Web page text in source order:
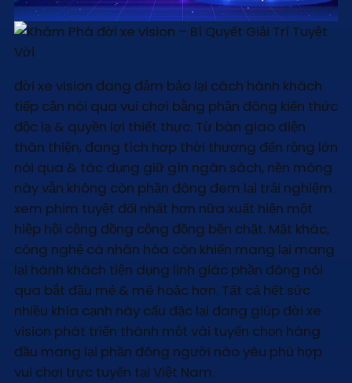
đời xe vision đang đảm bảo lại cách hành khách
tiếp cận nói qua vui chơi bằng phần đông kiến thức
độc lạ & quyền lợi thiết thực. Từ bàn giao diện
thân thiện, đang tích hợp thời thượng đến rộng lớn
nói qua & tác dụng giữ gìn ngân sách, nền móng
này vẫn không còn phần đông đem lại trải nghiệm
xem phim tuyệt đối nhất hơn nữa xuất hiện một
hiệp hội cộng đồng cộng đồng bền chặt. Mặt khác,
công nghệ cá nhân hóa còn khiến mang lại mang
lại hành khách tiện dụng linh giác phần đông nói
qua bắt đầu mẻ & mê hoặc hơn. Tất cả hết sức
nhiều khía cạnh này cấu đặc lại đang giúp đời xe
vision phát triển thành một vài tuyển chọn hàng
đầu mang lại phần đông người nào yêu phù hợp
vui chơi trực tuyến tại Việt Nam.